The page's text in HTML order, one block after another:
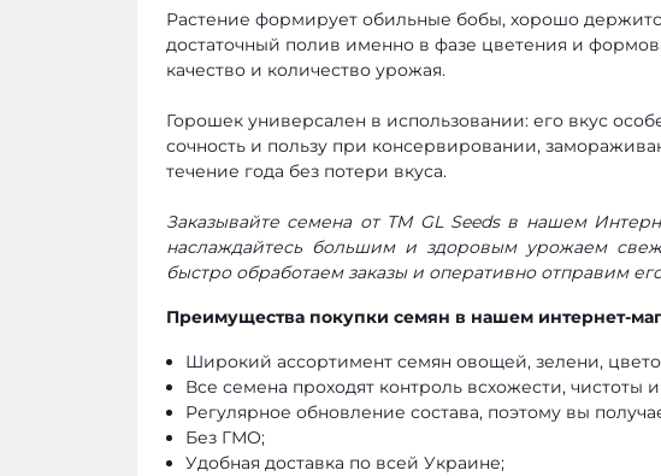
Растение формирует обильные бобы, хорошо
достаточный полив именно в фазе цветения и
качество и количество урожая.
Горошек универсален в использовании: его вкус
сочность и пользу при консервировании,
течение года без потери вкуса.
Заказывайте семена от ТМ GL Seeds в нашем
наслаждайтесь большим и здоровым урожаем
быстро обработаем заказы и оперативно отправим
Преимущества покупки семян в нашем интернет-
Широкий ассортимент семян овощей, зелени,
Все семена проходят контроль всхожести, чистоты
Регулярное обновление состава, поэтому вы
Без ГМО;
Удобная доставка по всей Украине;